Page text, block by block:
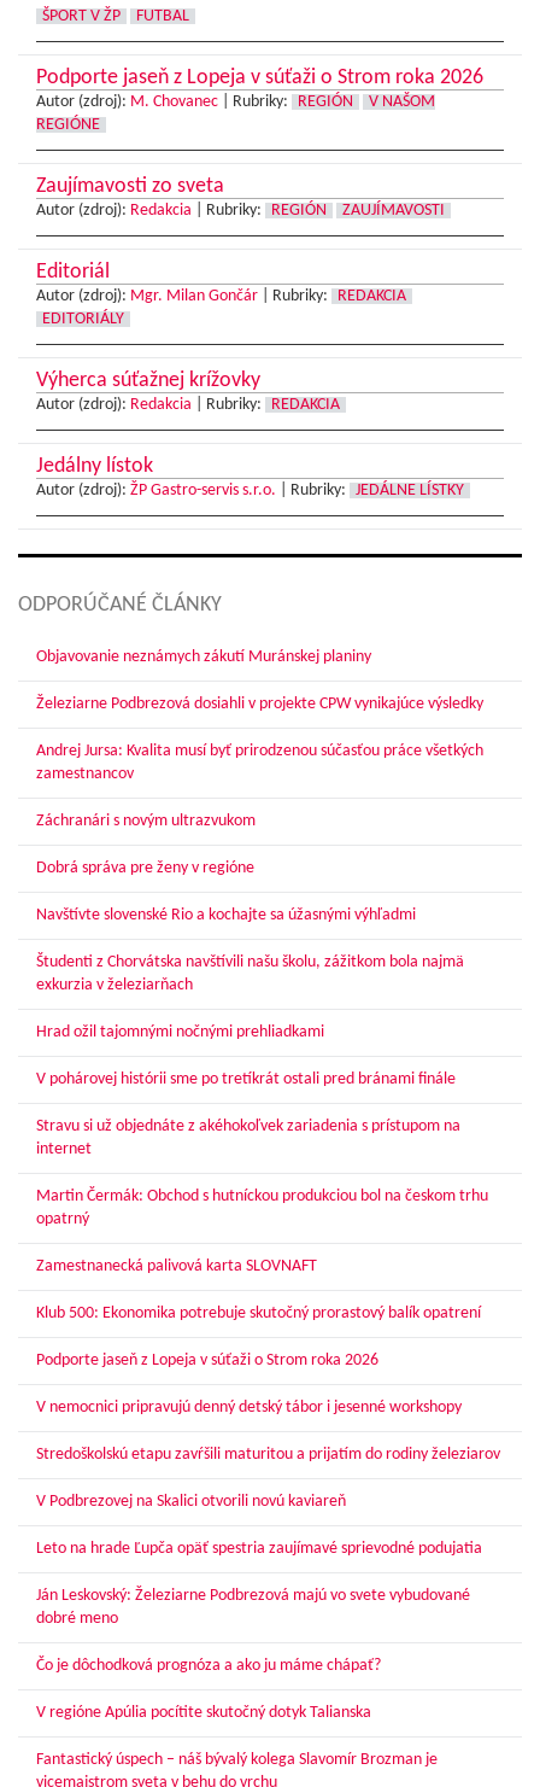
ŠPORT V ŽP
FUTBAL
Podporte jaseň z Lopeja v súťaži o Strom roka 2026
Autor (zdroj): M. Chovanec Rubriky: REGIÓN
V NAŠOM
REGIÓNE
Zaujímavosti zo sveta
Autor (zdroj): Redakcia Rubriky: REGIÓN ZAUJÍMAVOSTI
Editoriál
Autor (zdroj): Mgr. Milan Gončár Rubriky:
REDAKCIA
EDITORIÁLY
Výherca súťažnej krížovky
Autor (zdroj): Redakcia Rubriky: REDAKCIA
Jedálny lístok
Autor (zdroj): ŽP Gastro-servis s.r.o. Rubriky: JEDÁLNE LÍSTKY
ODPORÚČANÉ ČLÁNKY
Objavovanie neznámych zákutí Muránskej planiny
Železiarne Podbrezová dosiahli v projekte CPW vynikajúce výsledky
Andrej Jursa: Kvalita musí byť prirodzenou súčasťou práce všetkých
zamestnancov
Záchranári s novým ultrazvukom
Dobrá správa pre ženy v regióne
Navštívte slovenské Rio a kochajte sa úžasnými výhľadmi
Študenti z Chorvátska navštívili našu školu, zážitkom bola najmä
exkurzia v železiarňach
Hrad ožil tajomnými nočnými prehliadkami
V pohárovej histórii sme po tretíkrát ostali pred bránami finále
Stravu si už objednáte z akéhokoľvek zariadenia s prístupom na
internet
Martin Čermák: Obchod s hutníckou produkciou bol na českom trhu
opatrný
Zamestnanecká palivová karta SLOVNAFT
Klub 500: Ekonomika potrebuje skutočný prorastový balík opatrení
Podporte jaseň z Lopeja v súťaži o Strom roka 2026
V nemocnici pripravujú denný detský tábor i jesenné workshopy
Stredoškolskú etapu zavŕšili maturitou a prijatím do rodiny železiarov
V Podbrezovej na Skalici otvorili novú kaviareň
Leto na hrade Ľupča opäť spestria zaujímavé sprievodné podujatia
Ján Leskovský: Železiarne Podbrezová majú vo svete vybudované
dobré meno
Čo je dôchodková prognóza a ako ju máme chápať?
V regióne Apúlia pocítite skutočný dotyk Talianska
Fantastický úspech – náš bývalý kolega Slavomír Brozman je
vicemajstrom sveta v behu do vrchu